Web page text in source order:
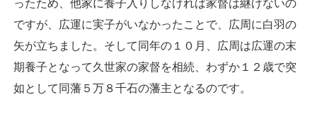
ったため、他家に養子入りしなければ家督は継げないの
ですが、広運に実子がいなかったことで、広周に白羽の
矢が立ちました。そして同年の１０月、広周は広運の末
期養子となって久世家の家督を相続、わずか１２歳で突
如として同藩５万８千石の藩主となるのです。